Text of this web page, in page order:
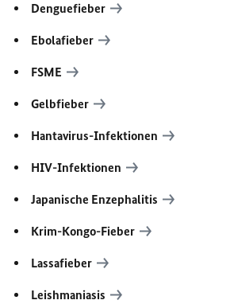
Denguefieber
Ebolafieber
FSME
Gelbfieber
Hantavirus-Infektionen
HIV-Infektionen
Japanische Enzephalitis
Krim-Kongo-Fieber
Lassafieber
Leishmaniasis